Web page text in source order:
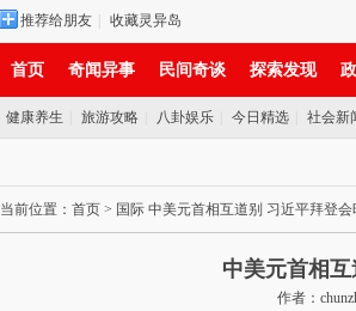
推荐给朋友 收藏灵异岛
首页 奇闻异事 民间奇谈 探索发现
实时新闻
健康养生 旅游攻略 八卦娱乐 今日精选 社会新
当前位置： 首页 > 国际 中美元首相互道别 习近平拜登会
中美元首相
作者：